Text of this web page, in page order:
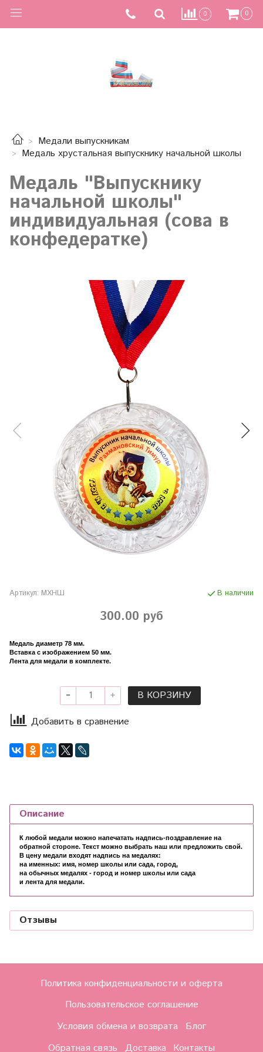
0 0
Медали выпускникам
Медаль хрустальная выпускнику начальной школы
Медаль "Выпускнику
начальной школы"
индивидуальная (сова в
конфедератке)
Артикул: МХНШ В наличии
300.00 руб
Медаль диаметр 78 мм.
Вставка с изображением 50 мм.
Лента для медали в комплекте.
В КОРЗИНУ
Добавить в сравнение
Описание
К любой медали можно напечатать надпись-поздравление на
обратной стороне. Текст можно выбрать наш или предложить свой.
В цену медали входят надпись на медалях:
на именных: имя, номер школы или сада, город,
на обычных медалях - город и номер школы или сада
и лента для медали.
Отзывы
Политика конфиденциальности и оферта
Пользовательское соглашение
Условия обмена и возврата
Блог
Обратная связь
Доставка Контакты